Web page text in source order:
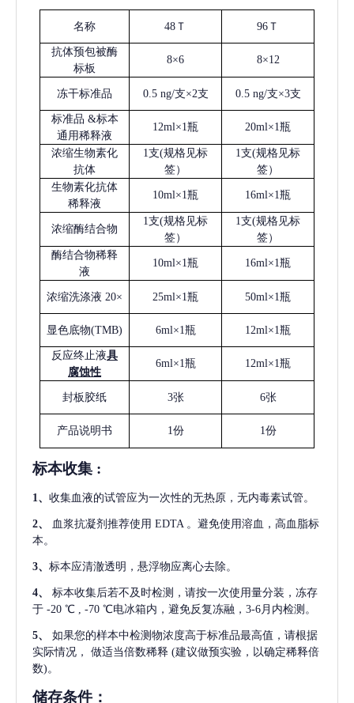
名称 48Ｔ 96Ｔ
抗体预包被酶
标板
8×6 8×12
冻干标准品 0.5 ng/支×2支 0.5 ng/支×3支
标准品 &标本
通用稀释液
12ml×1瓶 20ml×1瓶
浓缩生物素化
抗体
1支(规格见标
签）
1支(规格见标
签）
生物素化抗体
稀释液
10ml×1瓶 16ml×1瓶
浓缩酶结合物
1支(规格见标
签）
1支(规格见标
签）
酶结合物稀释
液
10ml×1瓶 16ml×1瓶
浓缩洗涤液 20× 25ml×1瓶 50ml×1瓶
显色底物(TMB) 6ml×1瓶 12ml×1瓶
反应终止液具
腐蚀性
6ml×1瓶 12ml×1瓶
封板胶纸 3张 6张
产品说明书 1份 1份
标本收集 :
1 、 收集血液的试管应为一次性的无热原，无内毒素试管。
2、 血浆抗凝剂推荐使用 EDTA 。避免使用溶血，高血脂标
本。
3、 标本应清澈透明，悬浮物应离心去除。
4、
标本收集后若不及时检测，请按一次使用量分装，冻存
于 -20 ℃ , -70 ℃电冰箱内，避免反复冻融，3-6月内检测。
5、
如果您的样本中检测物浓度高于标准品最高值，请根据
实际情况，
做适当倍数稀释 (建议做预实验，以确定稀释倍
数)。
储存条件：